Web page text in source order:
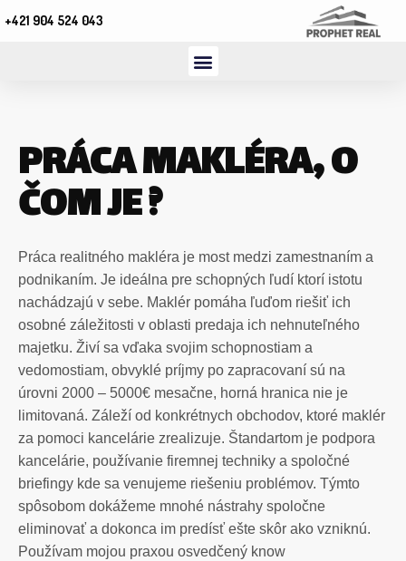
+421 904 524 043
PRÁCA MAKLÉRA, O
ČOM JE ?
Práca realitného makléra je most medzi zamestnaním a
podnikaním. Je ideálna pre schopných ľudí ktorí istotu
nachádzajú v sebe. Maklér pomáha ľuďom riešiť ich
osobné záležitosti v oblasti predaja ich nehnuteľného
majetku. Živí sa vďaka svojim schopnostiam a
vedomostiam, obvyklé príjmy po zapracovaní sú na
úrovni 2000 – 5000€ mesačne, horná hranica nie je
limitovaná. Záleží od konkrétnych obchodov, ktoré maklér
za pomoci kancelárie zrealizuje. Štandartom je podpora
kancelárie, používanie firemnej techniky a spoločné
briefingy kde sa venujeme riešeniu problémov. Týmto
spôsobom dokážeme mnohé nástrahy spoločne
eliminovať a dokonca im predísť ešte skôr ako vzniknú.
Používam mojou praxou osvedčený know